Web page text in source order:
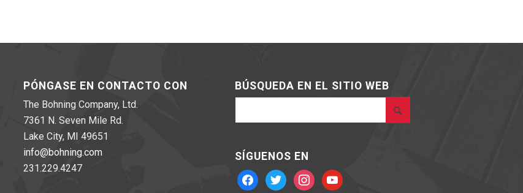
PÓNGASE EN CONTACTO CON
The Bohning Company, Ltd.
7361 N. Seven Mile Rd.
Lake City, MI 49651
info@bohning.com
231.229.4247
BÚSQUEDA EN EL SITIO WEB
SÍGUENOS EN
facebooktwitter instagramyoutube